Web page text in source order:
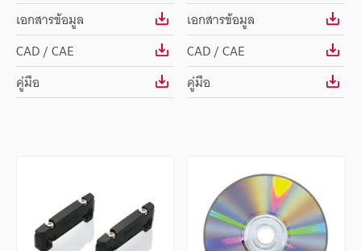
เอกสารข้อมูล
CAD / CAE
คู่มือ
เอกสารข้อมูล
CAD / CAE
คู่มือ